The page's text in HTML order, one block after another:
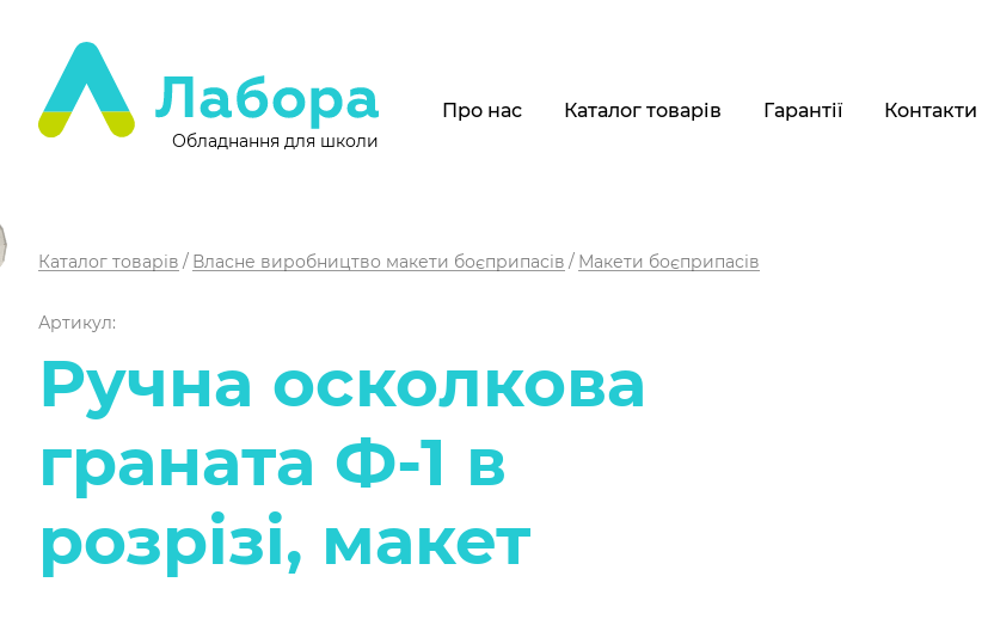
Обладнання для школи
Про нас Каталог товарів Гарантії Контакти
Каталог товарів Власне виробництво макети боєприпасів Макети боєприпасів
Артикул:
Ручна осколкова
граната Ф-1 в
розрізі, макет